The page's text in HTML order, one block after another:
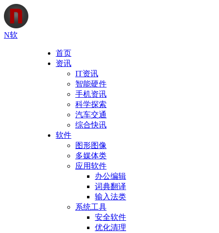
N软
首页
资讯
IT资讯
智能硬件
手机资讯
科学探索
汽车交通
综合快讯
软件
图形图像
多媒体类
应用软件
办公编辑
词典翻译
输入法类
系统工具
安全软件
优化清理